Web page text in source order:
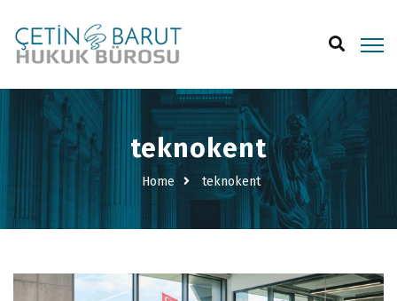
teknokent
Home teknokent